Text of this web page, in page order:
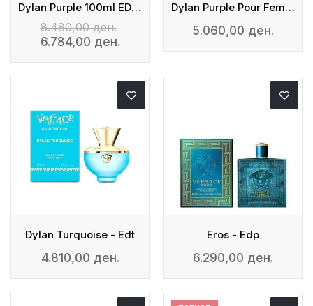
Dylan Purple 100ml EDP + Body Lotion + Shower Gel + Versace Bag
8.480,00 ден.
6.784,00 ден.
Dylan Purple Pour Femme - EDP
5.060,00 ден.
Dylan Turquoise - Edt
4.810,00 ден.
Eros - Edp
6.290,00 ден.